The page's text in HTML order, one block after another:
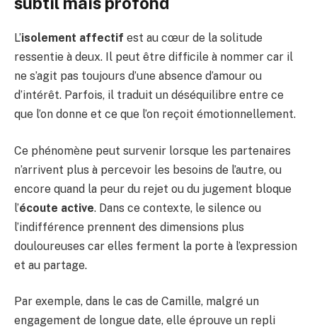
L’isolement affectif est au cœur de la solitude
ressentie à deux. Il peut être difficile à nommer car il
ne s’agit pas toujours d’une absence d’amour ou
d’intérêt. Parfois, il traduit un déséquilibre entre ce
que l’on donne et ce que l’on reçoit émotionnellement.
Ce phénomène peut survenir lorsque les partenaires
n’arrivent plus à percevoir les besoins de l’autre, ou
encore quand la peur du rejet ou du jugement bloque
l’écoute active. Dans ce contexte, le silence ou
l’indifférence prennent des dimensions plus
douloureuses car elles ferment la porte à l’expression
et au partage.
Par exemple, dans le cas de Camille, malgré un
engagement de longue date, elle éprouve un repli